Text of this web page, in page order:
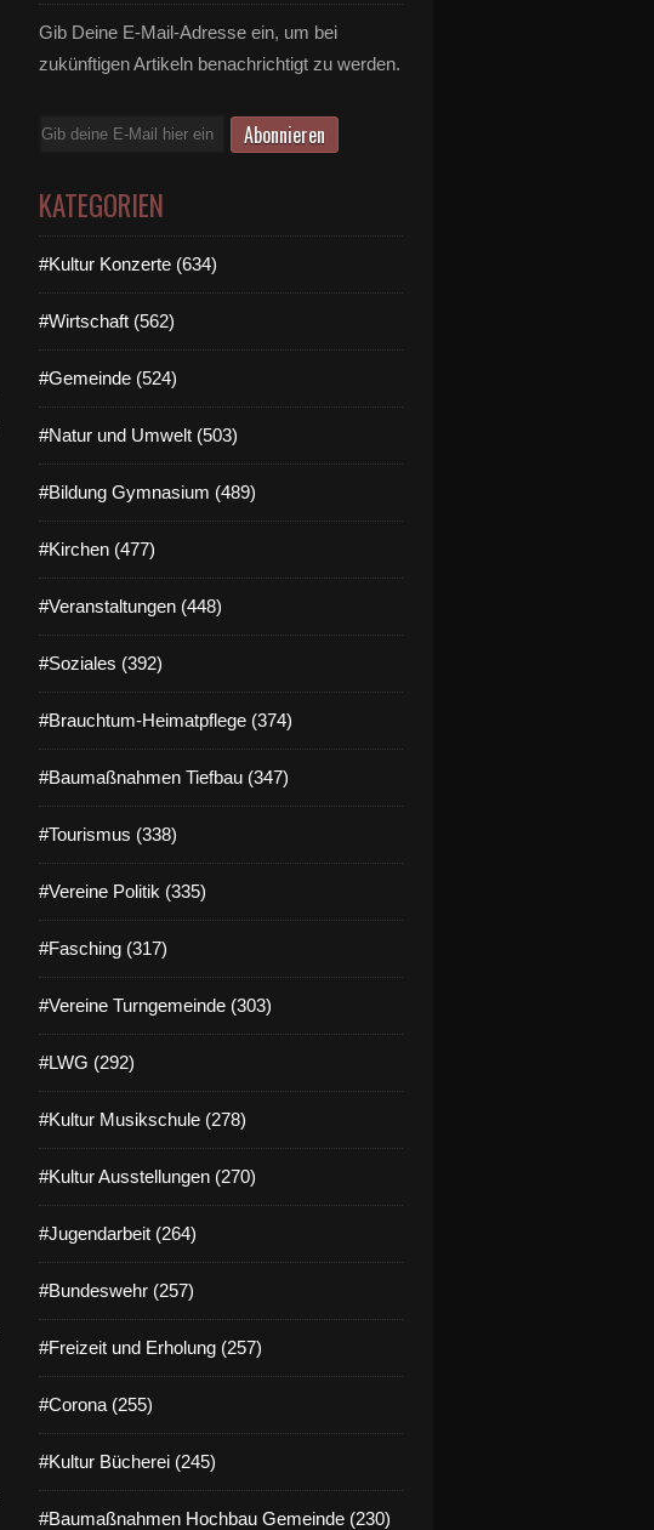
Gib Deine E-Mail-Adresse ein, um bei
zukünftigen Artikeln benachrichtigt zu werden.
E-
KATEGORIEN
#Kultur Konzerte (634)
#Wirtschaft (562)
#Gemeinde (524)
#Natur und Umwelt (503)
#Bildung Gymnasium (489)
#Kirchen (477)
#Veranstaltungen (448)
#Soziales (392)
#Brauchtum-Heimatpflege (374)
#Baumaßnahmen Tiefbau (347)
#Tourismus (338)
#Vereine Politik (335)
#Fasching (317)
#Vereine Turngemeinde (303)
#LWG (292)
#Kultur Musikschule (278)
#Kultur Ausstellungen (270)
#Jugendarbeit (264)
#Bundeswehr (257)
#Freizeit und Erholung (257)
#Corona (255)
#Kultur Bücherei (245)
#Baumaßnahmen Hochbau Gemeinde (230)